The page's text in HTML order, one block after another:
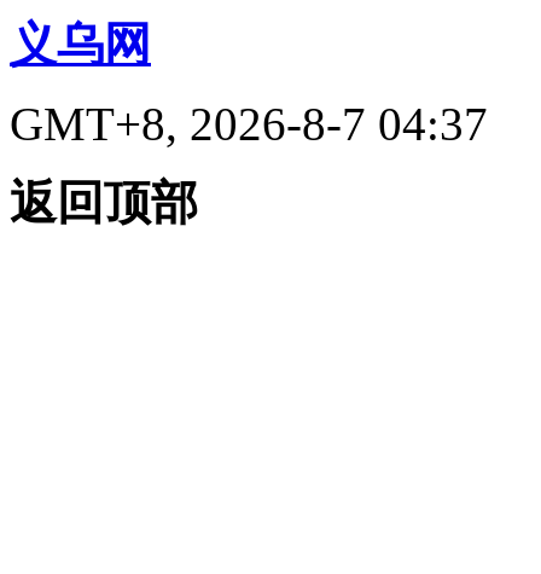
义乌网
GMT+8, 2026-8-7 04:37
返回顶部